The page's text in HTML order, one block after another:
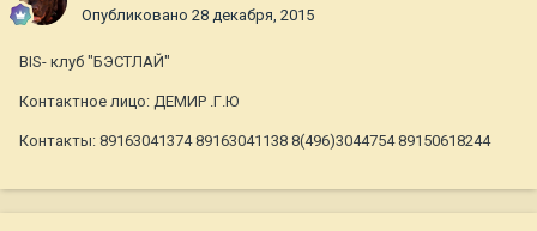
Опубликовано 28 декабря, 2015
BIS- клуб "БЭСТЛАЙ"
Контактное лицо: ДЕМИР .Г.Ю
Контакты: 89163041374 89163041138 8(496)3044754 89150618244